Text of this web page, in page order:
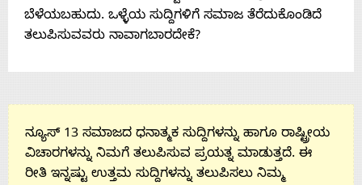
ಬೆಳೆಯಬಹುದು. ಒಳ್ಳೆಯ ಸುದ್ದಿಗಳಿಗೆ ಸಮಾಜ ತೆರೆದುಕೊಂಡಿದೆ
ತಲುಪಿಸುವವರು ನಾವಾಗಬಾರದೇಕೆ?
ನ್ಯೂಸ್ 13 ಸಮಾಜದ ಧನಾತ್ಮಕ ಸುದ್ದಿಗಳನ್ನು ಹಾಗೂ ರಾಷ್ಟ್ರೀಯ
ವಿಚಾರಗಳನ್ನು ನಿಮಗೆ ತಲುಪಿಸುವ ಪ್ರಯತ್ನ ಮಾಡುತ್ತದೆ. ಈ
ರೀತಿ ಇನ್ನಷ್ಟು ಉತ್ತಮ ಸುದ್ದಿಗಳನ್ನು ತಲುಪಿಸಲು ನಿಮ್ಮ